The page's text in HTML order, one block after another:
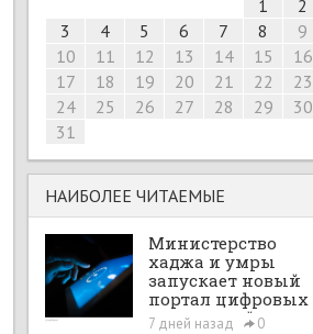
1
2
3
4 5 6 7 8
9
10
11 12 13 14 15
16
17
18 19 20 21 22
23
24
25 26 27 28 29
30
31
НАИБОЛЕЕ ЧИТАЕМЫЕ
Министерство
хаджа и умры
запускает новый
портал цифровых
интеграций
7 дней назад 0